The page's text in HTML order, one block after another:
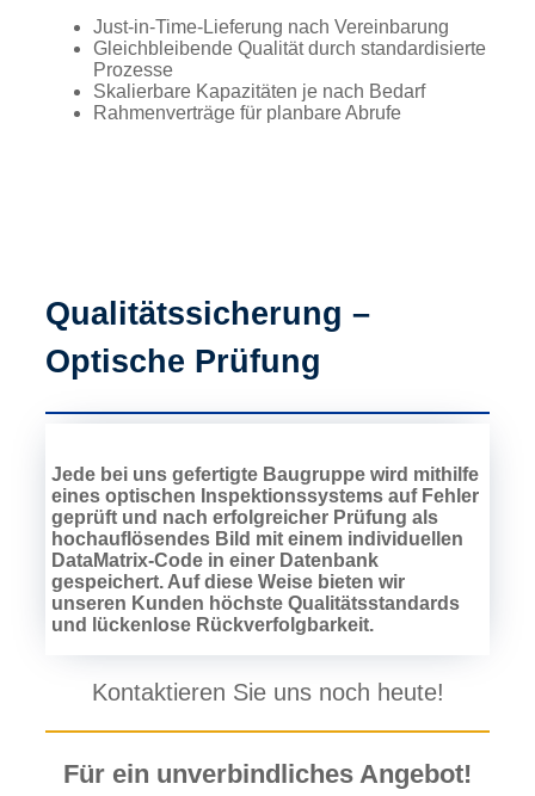
Just-in-Time-Lieferung nach Vereinbarung
Gleichbleibende Qualität durch standardisierte
Prozesse
Skalierbare Kapazitäten je nach Bedarf
Rahmenverträge für planbare Abrufe
Qualitätssicherung –
Optische Prüfung
Jede bei uns gefertigte Baugruppe wird mithilfe
eines optischen Inspektionssystems auf Fehler
geprüft und nach erfolgreicher Prüfung als
hochauflösendes Bild mit einem individuellen
DataMatrix-Code in einer Datenbank
gespeichert. Auf diese Weise bieten wir
unseren Kunden höchste Qualitätsstandards
und lückenlose Rückverfolgbarkeit.
Kontaktieren Sie uns noch heute!
Für ein unverbindliches Angebot!